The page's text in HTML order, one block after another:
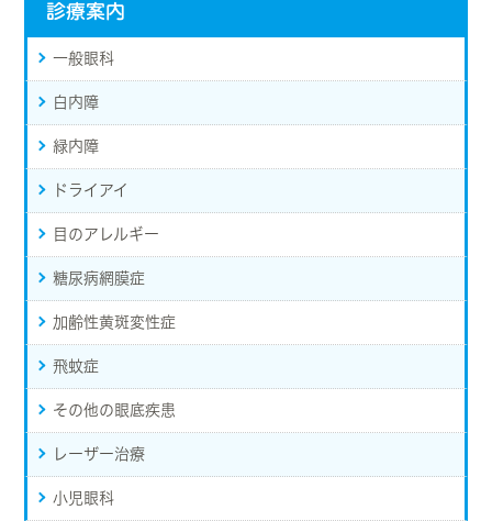
診療案内
一般眼科
白内障
緑内障
ドライアイ
目のアレルギー
糖尿病網膜症
加齢性黄斑変性症
飛蚊症
その他の眼底疾患
レーザー治療
小児眼科